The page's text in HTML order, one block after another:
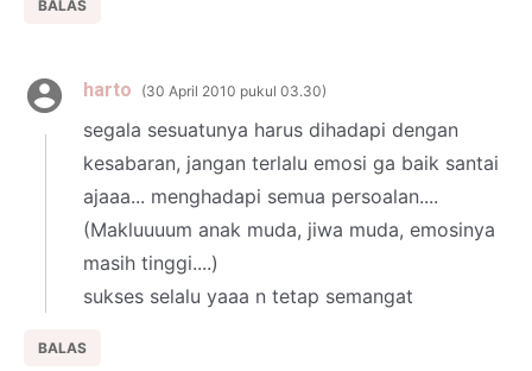
BALAS
harto 30 April 2010 pukul 03.30
segala sesuatunya harus dihadapi dengan
kesabaran, jangan terlalu emosi ga baik santai
ajaaa... menghadapi semua persoalan....
(Makluuuum anak muda, jiwa muda, emosinya
masih tinggi....)
sukses selalu yaaa n tetap semangat
BALAS